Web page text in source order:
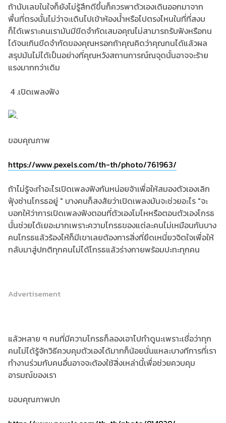
ถ้านับเลขในใจก็ยังไม่รู้สึกดีขึ้นก็ควรพาตัวเองเดินออกมาจาก
พื้นที่ตรงนั้นไม่ว่าจะเดินไปเข้าห้องน้ำหรือไปตรงไหนในที่ที่สงบ
ก็ได้เพราะคนเรามันมีขีดจำกัดเสมอคุณไม่สามารถรับฟังหรือทน
ได้จนเกินขีดจำกัดของคุณหรอกถ้าคุณคิดว่าคุณทนได้แล้วผล
สรุปมันไม่ได้เป็นอย่างที่คุณหวังสถานการณ์ณจุดนั้นอาจจะร้าย
แรงมากกว่าเดิม
4 .เปิดเพลงฟัง
ขอบคุณภาพ
https://www.pexels.com/th-th/photo/761963/
ถ้าไม่รู้จะทำอะไรเปิดเพลงฟังกันหน่อยจ้าเพื่อให้สมองตัวเองเลิก
ฟุ้งซ่านโกรธอยู่ " บางคนก็สงสัยว่าเปิดเพลงมันจะช่วยอะไร "จะ
บอกให้ว่าการเปิดเพลงฟังตอนที่ตัวเองโมโหหรือตอนตัวเองโกรธ
นั้นช่วยได้เยอะมากเพราะความโกรธของแต่ละคนไม่เหมือนกันบาง
คนโกรธแล้วร้องไห้ก็มีเขาเลยต้องการสิ่งที่ยึดเหนี่ยวจิตใจเพื่อให้
กลับมาสู่ปกติทุกคนไม่ได้โกรธแล้วร่างกายพร้อมปะทะทุกคน
Advertisement
แล้วหลาย ๆ คนที่มีความโกรธก็ลองเอาไปทำดูนะเพราะเชื่อว่าทุก
คนไม่ได้รู้จักวิธีควบคุมตัวเองได้มากก็น้อยนั่นแหละบางทีการที่เรา
ทำงานร่วมกับคนอื่นอาจจะต้องใช้สิ่งเหล่านี้เพื่อช่วยควบคุม
อารมณ์ของเรา
ขอบคุณภาพปก